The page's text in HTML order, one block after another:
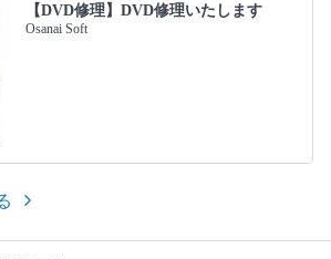
【DVD修理】DVD修理いたします
Osanai Soft